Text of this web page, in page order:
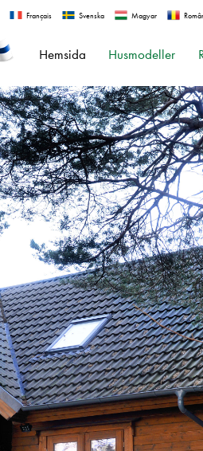
Français Svenska Magyar
Hemsida Husmodeller